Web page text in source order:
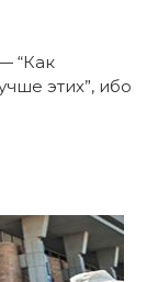
“Как
этих”, ибо